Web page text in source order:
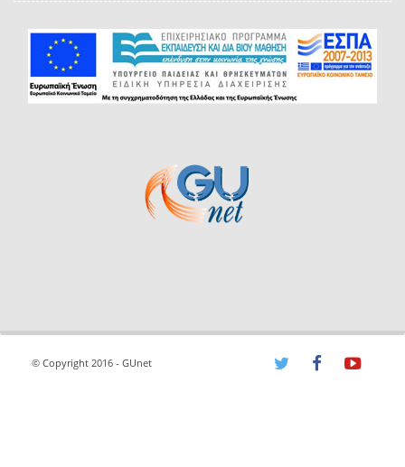
© Copyright 2016 - GUnet